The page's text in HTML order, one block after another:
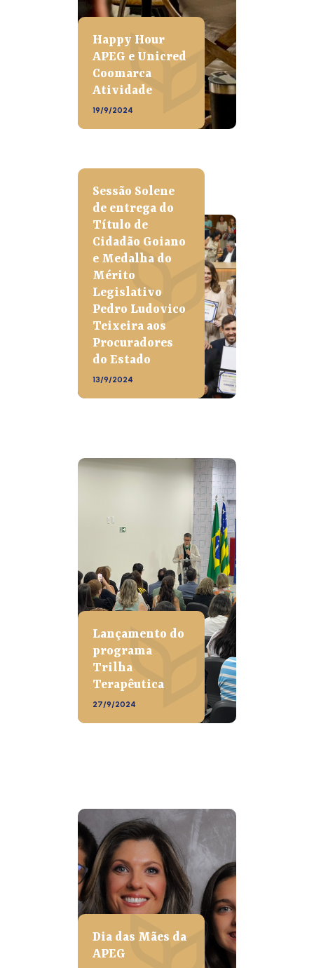
Happy Hour
APEG e Unicred
Coomarca
Atividade
19/9/2024
Sessão Solene
de entrega do
Título de
Cidadão Goiano
e Medalha do
Mérito
Legislativo
Pedro Ludovico
Teixeira aos
Procuradores
do Estado
13/9/2024
Lançamento do
programa
Trilha
Terapêutica
27/9/2024
Dia das Mães da
APEG